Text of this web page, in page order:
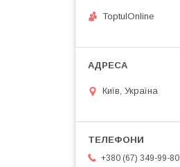
ToptulOnline
Київ, Україна
+380 (67) 349-99-80